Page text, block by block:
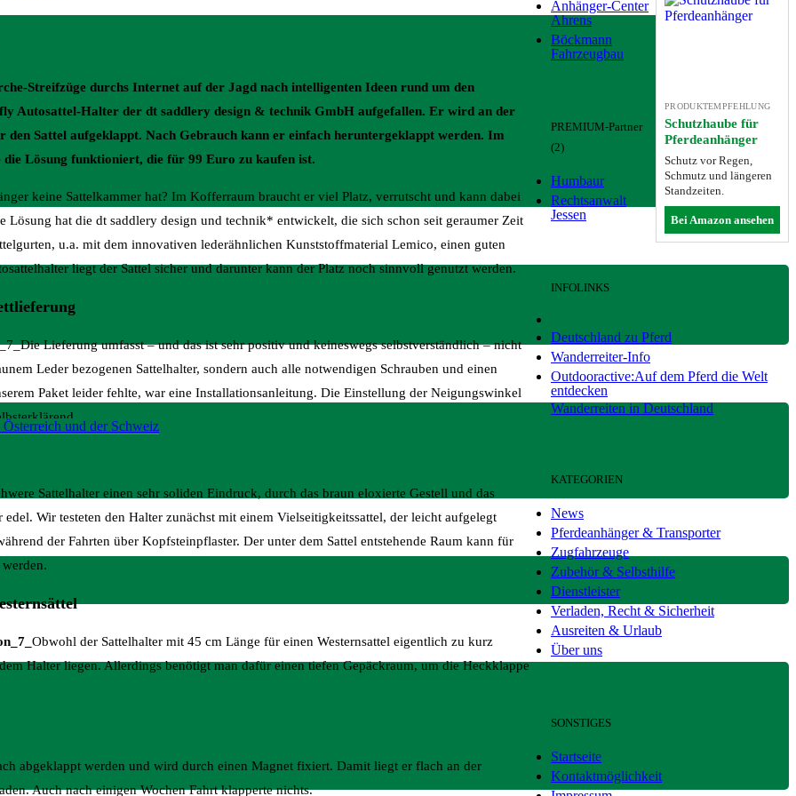
und der Schweiz
Streifzüge durchs Internet auf der Jagd nach intelligenten Ideen rund um den
Autosattel-Halter der dt saddlery design & technik GmbH aufgefallen. Er wird an der
Sattel aufgeklappt. Nach Gebrauch kann er einfach heruntergeklappt werden. Im
die Lösung funktioniert, die für 99 Euro zu kaufen ist.
keine Sattelkammer hat? Im Kofferraum braucht er viel Platz, verrutscht und kann dabei
Lösung hat die dt saddlery design und technik* entwickelt, die sich schon seit geraumer Zeit
u.a. mit dem innovativen lederähnlichen Kunststoffmaterial Lemico, einen guten
liegt der Sattel sicher und darunter kann der Platz noch sinnvoll genutzt werden.
Die Lieferung umfasst – und das ist sehr positiv und keineswegs selbstverständlich – nicht
Leder bezogenen Sattelhalter, sondern auch alle notwendigen Schrauben und einen
Paket leider fehlte, war eine Installationsanleitung. Die Einstellung der Neigungswinkel
Sattelhalter einen sehr soliden Eindruck, durch das braun eloxierte Gestell und das
Wir testeten den Halter zunächst mit einem Vielseitigkeitssattel, der leicht aufgelegt
der Fahrten über Kopfsteinpflaster. Der unter dem Sattel entstehende Raum kann für
Obwohl der Sattelhalter mit 45 cm Länge für einen Westernsattel eigentlich zu kurz
Halter liegen. Allerdings benötigt man dafür einen tiefen Gepäckraum, um die Heckklappe
abgeklappt werden und wird durch einen Magnet fixiert. Damit liegt er flach an der
Auch nach einigen Wochen Fahrt klapperte nichts.
PRODUKTEMPFEHLUNG
Schutzhaube für
Pferdeanhänger
Schutz vor Regen,
Schmutz und längeren
Standzeiten.
Bei Amazon ansehen
Anhänger-Center
Ahrens
Böckmann
Fahrzeugbau
PREMIUM-Partner
(2)
Humbaur
Rechtsanwalt
Jessen
INFOLINKS
Deutschland zu Pferd
Wanderreiter-Info
Outdooractive:Auf dem Pferd die Welt
entdecken
Wanderreiten in Deutschland
KATEGORIEN
News
Pferdeanhänger & Transporter
Zugfahrzeuge
Zubehör & Selbsthilfe
Dienstleister
Verladen, Recht & Sicherheit
Ausreiten & Urlaub
Über uns
SONSTIGES
Startseite
Kontaktmöglichkeit